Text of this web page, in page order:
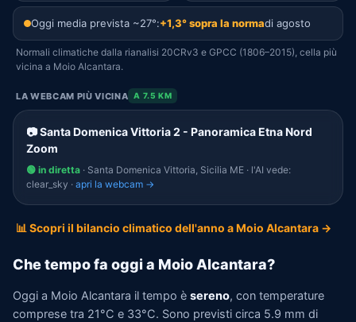
Oggi media prevista ~27°:+1,3° sopra la normadi agosto
Normali climatiche dalla rianalisi 20CRv3 e GPCC (1806–2015), cella più
vicina a Moio Alcantara.
LA WEBCAM PIÙ VICINA A 7.5 KM
📷 Santa Domenica Vittoria 2 - Panoramica Etna Nord
Zoom
🟢 in diretta · Santa Domenica Vittoria, Sicilia ME · l'AI vede:
clear_sky · apri la webcam →
📊 Scopri il bilancio climatico dell'anno a Moio Alcantara →
Che tempo fa oggi a Moio Alcantara?
Oggi a Moio Alcantara il tempo è sereno, con temperature
comprese tra 21°C e 33°C. Sono previsti circa 5.9 mm di